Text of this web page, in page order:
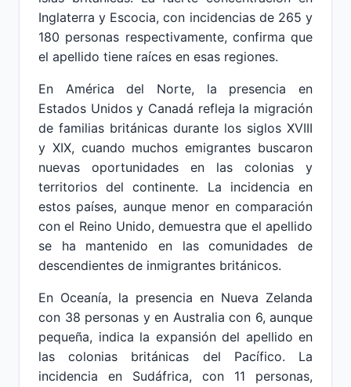
Inglaterra y Escocia, con incidencias de 265 y
180 personas respectivamente, confirma que
el apellido tiene raíces en esas regiones.
En América del Norte, la presencia en
Estados Unidos y Canadá refleja la migración
de familias británicas durante los siglos XVIII
y XIX, cuando muchos emigrantes buscaron
nuevas oportunidades en las colonias y
territorios del continente. La incidencia en
estos países, aunque menor en comparación
con el Reino Unido, demuestra que el apellido
se ha mantenido en las comunidades de
descendientes de inmigrantes británicos.
En Oceanía, la presencia en Nueva Zelanda
con 38 personas y en Australia con 6, aunque
pequeña, indica la expansión del apellido en
las colonias británicas del Pacífico. La
incidencia en Sudáfrica, con 11 personas,